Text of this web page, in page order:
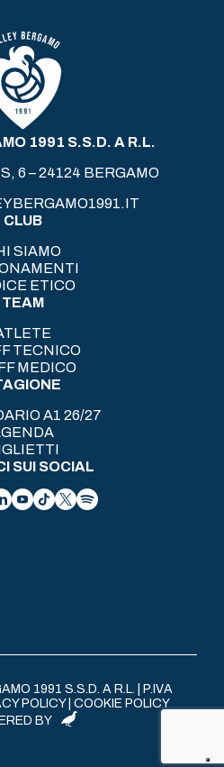
1991 S.S.D. A R.L.
6 – 24124 BERGAMO
CLUB
SIAMO
ETICO
TEAM
TECNICO
MEDICO
A1 26/27
SUI SOCIAL
1991 S.S.D. A R.L. | P.IVA
POLICY| COOKIE POLICY
BY